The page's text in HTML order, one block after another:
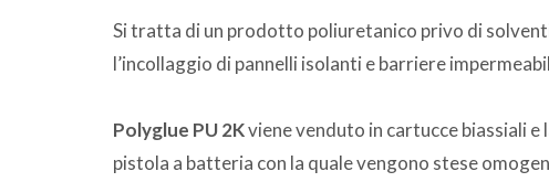
Si tratta di un prodotto poliuretanico privo di
l’incollaggio di pannelli isolanti e barriere
Polyglue PU 2Kviene venduto in cartucce biassiali
pistola a batteria con la quale vengono stese